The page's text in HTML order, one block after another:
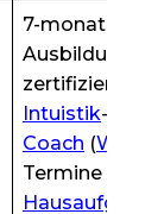
7-monatige
Ausbildung
zertifizierten
Intuistik-
Coach (WECO
Termine plus
Hausaufgabe